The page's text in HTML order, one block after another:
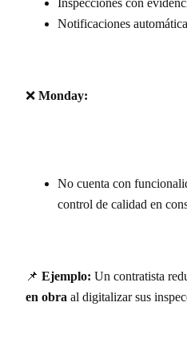
Notificaciones
❌ Monday:
No cuenta con
control de calidad en
📌 Ejemplo: Un contratista
en obra al digitalizar sus